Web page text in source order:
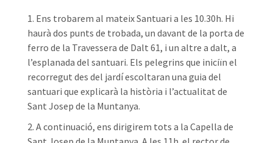
Ens trobarem al mateix Santuari a les 10.30h. Hi
haurà dos punts de trobada, un davant de la porta de
ferro de la Travessera de Dalt 61, i un altre a dalt, a
l’esplanada del santuari. Els pelegrins que iniciïn el
recorregut des del jardí escoltaran una guia del
santuari que explicarà la història i l’actualitat de
Sant Josep de la Muntanya.
A continuació, ens dirigirem tots a la Capella de